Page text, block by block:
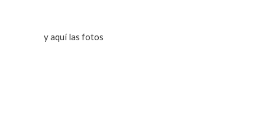
y aquí las fotos